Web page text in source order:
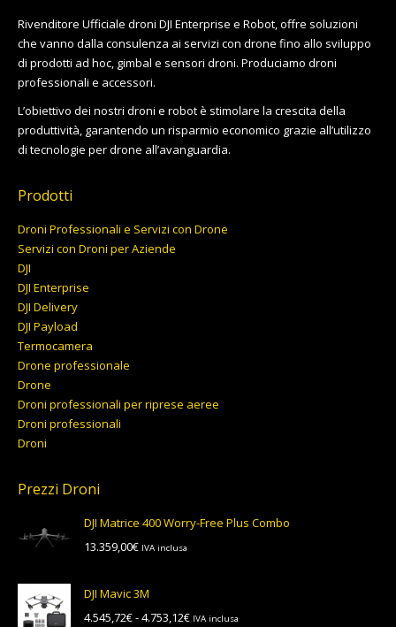
Rivenditore Ufficiale droni DJI Enterprise e Robot, offre soluzioni
che vanno dalla consulenza ai servizi con drone fino allo sviluppo
di prodotti ad hoc, gimbal e sensori droni. Produciamo droni
professionali e accessori.
L’obiettivo dei nostri droni e robot è stimolare la crescita della
produttività, garantendo un risparmio economico grazie all’utilizzo
di tecnologie per drone all’avanguardia.
Prodotti
Droni Professionali e Servizi con Drone
Servizi con Droni per Aziende
DJI
DJI Enterprise
DJI Delivery
DJI Payload
Termocamera
Drone professionale
Drone
Droni professionali per riprese aeree
Droni professionali
Droni
Prezzi Droni
DJI Matrice 400 Worry-Free Plus Combo
13.359,00€ IVA inclusa
DJI Mavic 3M
4.545,72€-4.753,12€Fascia
IVA inclusa